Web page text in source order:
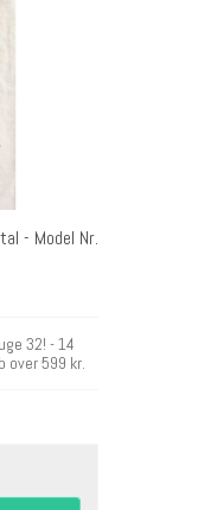
- Model Nr.
32! - 14
over 599 kr.